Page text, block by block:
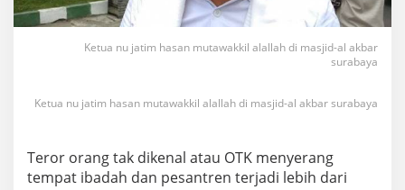
Ketua nu jatim hasan mutawakkil alallah di masjid-al akbar
surabaya
Ketua nu jatim hasan mutawakkil alallah di masjid-al akbar surabaya
Teror orang tak dikenal atau OTK menyerang
tempat ibadah dan pesantren terjadi lebih dari